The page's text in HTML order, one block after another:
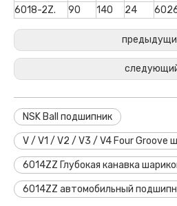
6018-2Z.
90 140 24
NSK Ball подшипник
V / V1 / V2 / V3 / V4 Four Groove
6014ZZ Глубокая канавка
6014ZZ автомобильный